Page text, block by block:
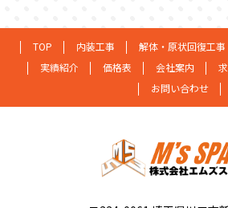
TOP 内装工事 解体・原状回復工事
実績紹介
価格表 会社案内
お問い合わせ